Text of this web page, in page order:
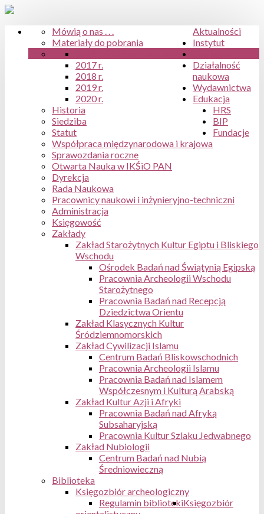
Aktualności
Mówią o nas . . .
Materiały do pobrania
Archiwum aktualności
2017 r.
2018 r.
2019 r.
2020 r.
Instytut
Historia
Siedziba
Statut
Współpraca międzynarodowa i krajowa
Sprawozdania roczne
Otwarta Nauka w IKŚiO PAN
Dyrekcja
Rada Naukowa
Pracownicy naukowi i inżynieryjno-techniczni
Administracja
Księgowość
Zakłady
Zakład Starożytnych Kultur Egiptu i Bliskiego
Wschodu
Ośrodek Badań nad Świątynią Egipską
Pracownia Archeologii Wschodu
Starożytnego
Pracownia Badań nad Recepcją
Dziedzictwa Orientu
Zakład Klasycznych Kultur
Śródziemnomorskich
Zakład Cywilizacji Islamu
Centrum Badań Bliskowschodnich
Pracownia Archeologii Islamu
Pracownia Badań nad Islamem
Współczesnym i Kulturą Arabską
Zakład Kultur Azji i Afryki
Pracownia Badań nad Afryką
Subsaharyjską
Pracownia Kultur Szlaku Jedwabnego
Zakład Nubiologii
Centrum Badań nad Nubią
Średniowieczną
Biblioteka
Księgozbiór archeologiczny
Regulamin bibliotekiKsięgozbiór
Działalność
naukowa
Wydawnictwa
Edukacja
HRS
BIP
Fundacje